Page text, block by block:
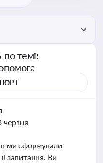
темі:
червня
ми сформували
запитання. Ви